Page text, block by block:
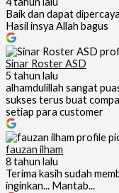
Baik dan dapat
Hasil insya Allah bagus
Sinar Roster ASD
5 tahun lalu
alhamdulillah sangat
sukses terus buat
setiap para customer
fauzan ilham
8 tahun lalu
Terima kasih sudah
inginkan... Mantab...